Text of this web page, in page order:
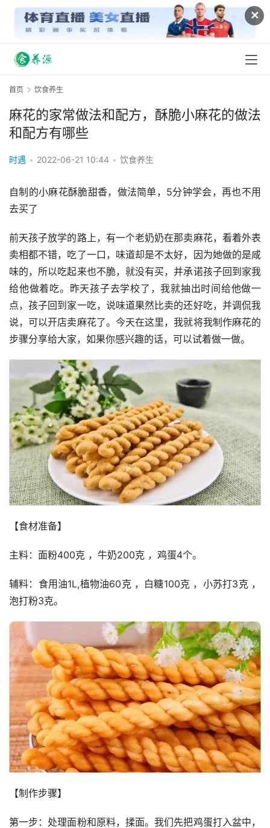
✕
首页 饮食养生
麻花的家常做法和配方，酥脆小麻花的做法
和配方有哪些
时遇 • 2022-06-21 10:44 • 饮食养生
自制的小麻花酥脆甜香，做法简单，5分钟学会，再也不用
去买了
前天孩子放学的路上，有一个老奶奶在那卖麻花，看着外表
卖相都不错，吃了一口，味道却是不太好，因为她做的是咸
味的，所以吃起来也不脆，就没有买，并承诺孩子回到家我
给他做着吃。昨天孩子去学校了，我就抽出时间给他做一
点，孩子回到家一吃，说味道果然比卖的还好吃，并调侃我
说，可以开店卖麻花了。今天在这里，我就将我制作麻花的
步骤分享给大家，如果你感兴趣的话，可以试着做一做。
【食材准备】
主料：面粉400克 ，牛奶200克 ，鸡蛋4个。
辅料：食用油1L,植物油60克 ，白糖100克 ，小苏打3克 ，
泡打粉3克。
【制作步骤】
第一步：处理面粉和原料，揉面。我们先把鸡蛋打入盆中，